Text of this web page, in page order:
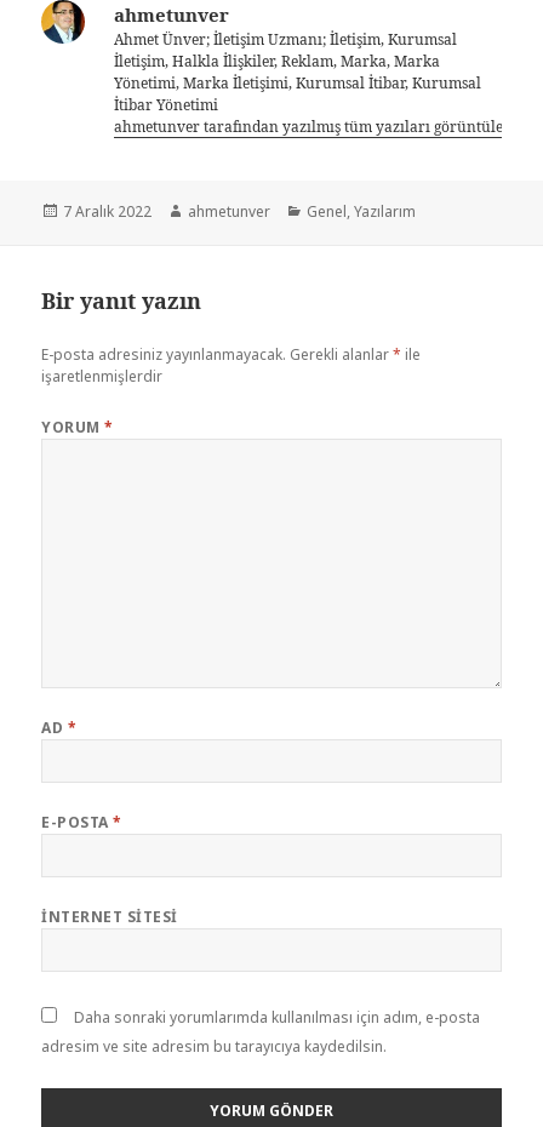
ahmetunver
Ahmet Ünver; İletişim Uzmanı; İletişim, Kurumsal
İletişim, Halkla İlişkiler, Reklam, Marka, Marka
Yönetimi, Marka İletişimi, Kurumsal İtibar, Kurumsal
İtibar Yönetimi
ahmetunver tarafından yazılmış tüm yazıları görüntüle
7 Aralık 2022 ahmetunver Genel,Yazılarım
Bir yanıt yazın
E-posta adresiniz yayınlanmayacak. Gerekli alanlar* ile
işaretlenmişlerdir
YORUM*
AD *
E-POSTA*
İNTERNET SITESI
Daha sonraki yorumlarımda kullanılması için adım, e-posta
adresim ve site adresim bu tarayıcıya kaydedilsin.